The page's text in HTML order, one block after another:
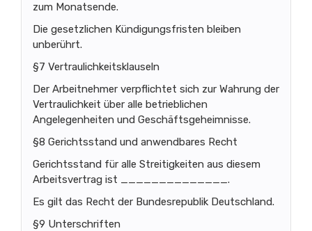
zum Monatsende.
Die gesetzlichen Kündigungsfristen bleiben
unberührt.
§7 Vertraulichkeitsklauseln
Der Arbeitnehmer verpflichtet sich zur Wahrung der
Vertraulichkeit über alle betrieblichen
Angelegenheiten und Geschäftsgeheimnisse.
§8 Gerichtsstand und anwendbares Recht
Gerichtsstand für alle Streitigkeiten aus diesem
Arbeitsvertrag ist ______________.
Es gilt das Recht der Bundesrepublik Deutschland.
§9 Unterschriften